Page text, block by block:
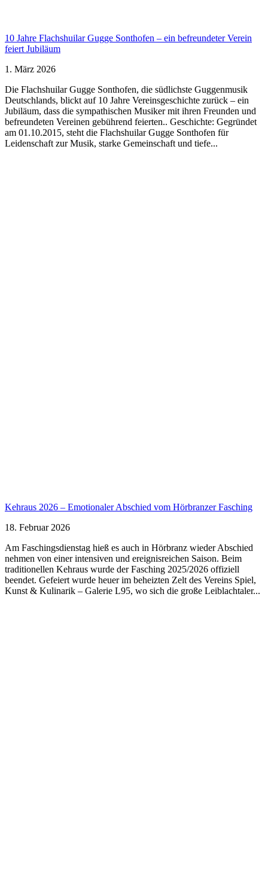
10 Jahre Flachshuilar Gugge Sonthofen – ein befreundeter Verein
feiert Jubiläum
1. März 2026
Die Flachshuilar Gugge Sonthofen, die südlichste Guggenmusik
Deutschlands, blickt auf 10 Jahre Vereinsgeschichte zurück – ein
Jubiläum, dass die sympathischen Musiker mit ihren Freunden und
befreundeten Vereinen gebührend feierten.. Geschichte: Gegründet
am 01.10.2015, steht die Flachshuilar Gugge Sonthofen für
Leidenschaft zur Musik, starke Gemeinschaft und tiefe...
Kehraus 2026 – Emotionaler Abschied vom Hörbranzer Fasching
18. Februar 2026
Am Faschingsdienstag hieß es auch in Hörbranz wieder Abschied
nehmen von einer intensiven und ereignisreichen Saison. Beim
traditionellen Kehraus wurde der Fasching 2025/2026 offiziell
beendet. Gefeiert wurde heuer im beheizten Zelt des Vereins Spiel,
Kunst & Kulinarik – Galerie L95, wo sich die große Leiblachtaler...